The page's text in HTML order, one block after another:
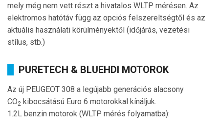
mely még nem vett részt a hivatalos WLTP mérésen. Az
elektromos hatótáv függ az opciós felszereltségtől és az
aktuális használati körülményektől (időjárás, vezetési
stílus, stb.)
PURETECH & BLUEHDI MOTOROK
Az új PEUGEOT 308 a legújabb generációs alacsony
CO2 kibocsátású Euro 6 motorokkal kínáljuk.
1.2L benzin motorok (WLTP mérés folyamatba):